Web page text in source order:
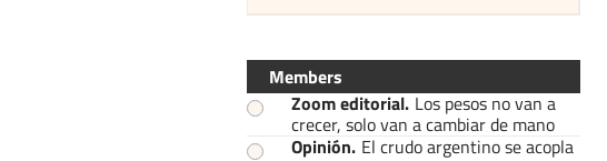
Members
Zoom editorial. Los pesos no van a
crecer, solo van a cambiar de mano
Opinión. El crudo argentino se acopla